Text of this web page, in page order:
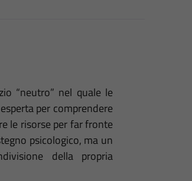
“neutro” nel quale le
per comprendere
le risorse per far fronte
psicologico, ma un
della propria